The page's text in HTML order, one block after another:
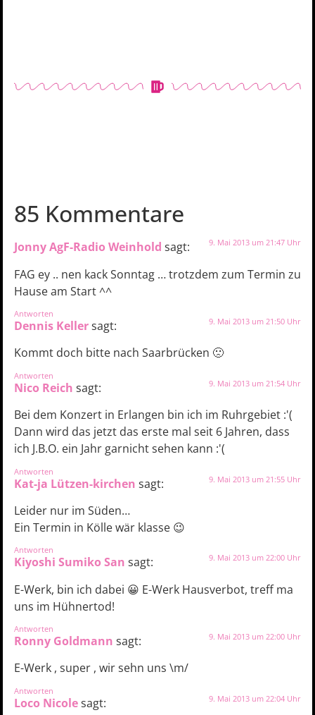
85 Kommentare
Jonny AgF-Radio Weinhold sagt: 9. Mai 2013 um 21:47 Uhr
FAG ey .. nen kack Sonntag … trotzdem zum Termin zu
Hause am Start ^^
Antworten
Dennis Kellersagt: 9. Mai 2013 um 21:50 Uhr
Kommt doch bitte nach Saarbrücken 🙁
Antworten
Nico Reich sagt: 9. Mai 2013 um 21:54 Uhr
Bei dem Konzert in Erlangen bin ich im Ruhrgebiet :'(
Dann wird das jetzt das erste mal seit 6 Jahren, dass
ich J.B.O. ein Jahr garnicht sehen kann :'(
Antworten
Kat-ja Lützen-kirchen sagt: 9. Mai 2013 um 21:55 Uhr
Leider nur im Süden…
Ein Termin in Kölle wär klasse 😉
Antworten
Kiyoshi Sumiko San sagt: 9. Mai 2013 um 22:00 Uhr
E-Werk, bin ich dabei 😀 E-Werk Hausverbot, treff ma
uns im Hühnertod!
Antworten
Ronny Goldmann sagt: 9. Mai 2013 um 22:00 Uhr
E-Werk , super , wir sehn uns \m/
Antworten
Loco Nicolesagt: 9. Mai 2013 um 22:04 Uhr